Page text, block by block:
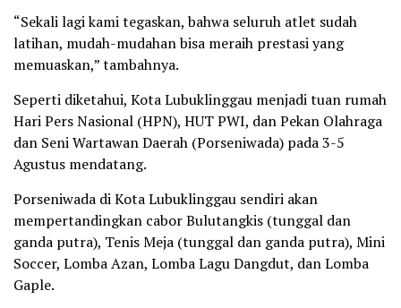
“Sekali lagi kami tegaskan, bahwa seluruh atlet sudah
latihan, mudah-mudahan bisa meraih prestasi yang
memuaskan,” tambahnya.
Seperti diketahui, Kota Lubuklinggau menjadi tuan rumah
Hari Pers Nasional (HPN), HUT PWI, dan Pekan Olahraga
dan Seni Wartawan Daerah (Porseniwada) pada 3-5
Agustus mendatang.
Porseniwada di Kota Lubuklinggau sendiri akan
mempertandingkan cabor Bulutangkis (tunggal dan
ganda putra), Tenis Meja (tunggal dan ganda putra), Mini
Soccer, Lomba Azan, Lomba Lagu Dangdut, dan Lomba
Gaple.